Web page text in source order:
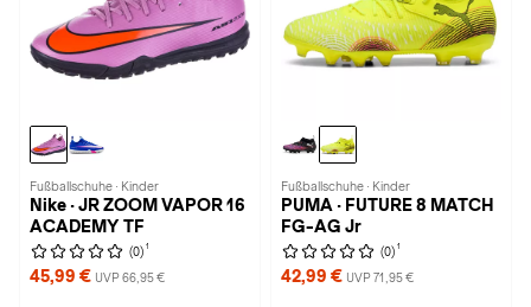
Fußballschuhe · Kinder
Nike · JR ZOOM VAPOR 16
ACADEMY TF
(0) 1
45,99 € UVP 66,95 €
Fußballschuhe · Kinder
PUMA · FUTURE 8 MATCH
FG-AG Jr
(0) 1
42,99 € UVP 71,95 €